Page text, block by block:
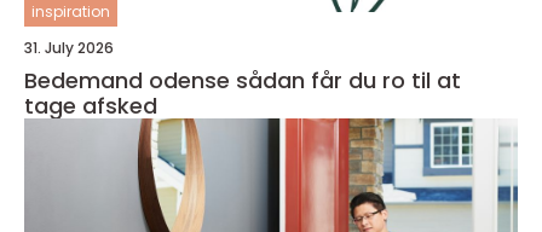
inspiration
31. July 2026
Bedemand odense sådan får du ro til at
tage afsked